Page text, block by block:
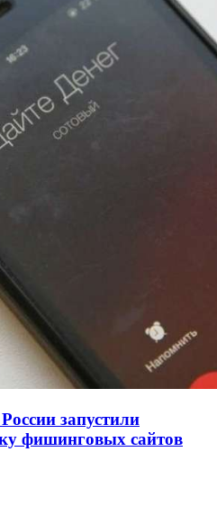
в Волгограде: девушка
женщину с ножом
в Центральном
„Арбузный переполох“
нарастили экспорт:
3,6 млн долларов
запустили
фишинговых сайтов